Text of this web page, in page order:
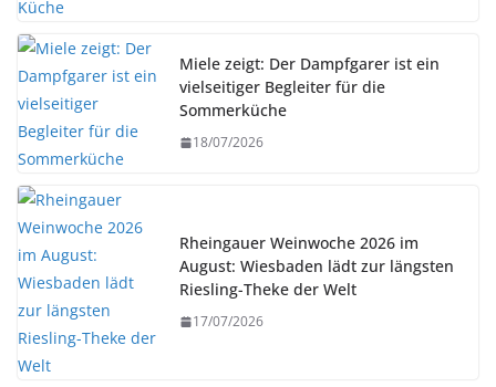
Miele zeigt: Der Dampfgarer ist ein
vielseitiger Begleiter für die
Sommerküche
18/07/2026
Rheingauer Weinwoche 2026 im
August: Wiesbaden lädt zur längsten
Riesling-Theke der Welt
17/07/2026